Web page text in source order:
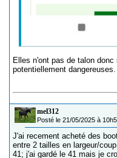
Elles n'ont pas de talon
potentiellement dangereuses.
mel312
Posté le 21/05/2025 à
J'ai recement acheté des
entre 2 tailles en largeur/
41; j'ai gardé le 41 mais je